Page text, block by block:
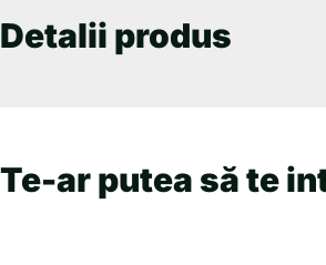
Detalii produs
Te-ar putea să te